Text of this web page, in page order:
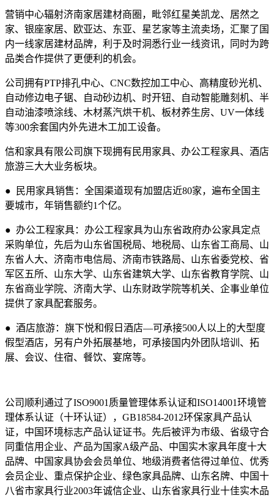
营销中心辐射济南家居建材商圈，毗邻红星美凯龙、居然之
家、银座家居、欧亚达、东亚、星艺家等主流卖场，汇聚了国
内一线家居建材品牌，利于及时洞悉行业一线资讯，同时为跨
品类合作提供了更便利的机会。
公司拥有PTP排孔中心、CNC数控加工中心、高精度砂光机、
自动修边电子锯、自动砂边机、时开钮、自动智能雕刻机、半
自动油漆喷涂线、木材蒸汽烘干机、板材养生房、UV一体线
等300余套国内外先进木工加工设备。
信和家具有限公司旗下现拥有民用家具、办公工程家具、酒店
旅游三大大业务板块。
● 民用家具销售：全国渠道现有加盟店近80家，遍布全国主
要城市，年销售额约1个亿。
● 办公工程家具：办公工程家具为山东省政府办公家具定点
采购单位，先后为山东省国税局、地税局、山东省工商局、山
东省人大、济南市电信局、济南市铁路局、山东省委党校、省
军区五所、山东大学、山东省建筑大学、山东省教育学院、山
东省商业学院、济南大学、山东财政学院等机关、企事业单位
提供了家具配套服务。
● 酒店旅游：旗下悦和假日酒店—可承接500人以上的大型度
假型酒店，另有户外拓展基地，可承接国内外团队培训、拓
展、会议、住宿、餐饮、宴席等。
公司顺利通过了ISO9001质量管理体系认证和ISO14001环境管
理体系认证（十环认证），GB18584-2012环保家具产品认
证，中国环境标志产品认证证书。先后被评为市级、省级守合
同重信用企业、产品为国家A级产品、中国实木家具年度十大
品牌、中国家具协会会员单位、地级消费者信得过单位、优秀
会员企业、重点保护企业、绿色家具品牌、山东名牌、中国十
八省市家具行业2003年诚信企业、山东省家具行业十佳实木品